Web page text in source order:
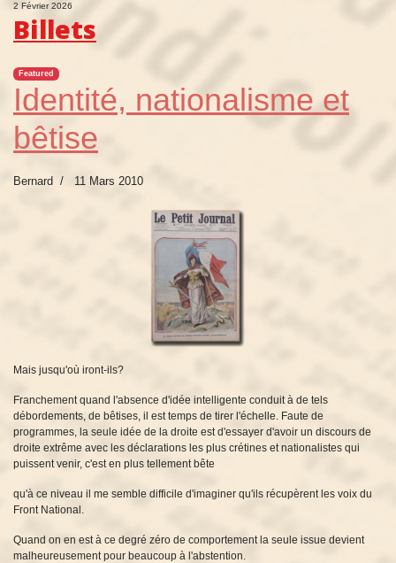
2 Février 2026
Billets
Featured
Identité, nationalisme et
bêtise
Bernard 11 Mars 2010
Mais jusqu'où iront-ils?
Franchement quand l'absence d'idée intelligente conduit à de tels
débordements, de bêtises, il est temps de tirer l'échelle. Faute de
programmes, la seule idée de la droite est d'essayer d'avoir un discours de
droite extrême avec les déclarations les plus crétines et nationalistes qui
puissent venir, c'est en plus tellement bête
qu'à ce niveau il me semble difficile d'imaginer qu'ils récupèrent les voix du
Front National.
Quand on en est à ce degré zéro de comportement la seule issue devient
malheureusement pour beaucoup à l'abstention.